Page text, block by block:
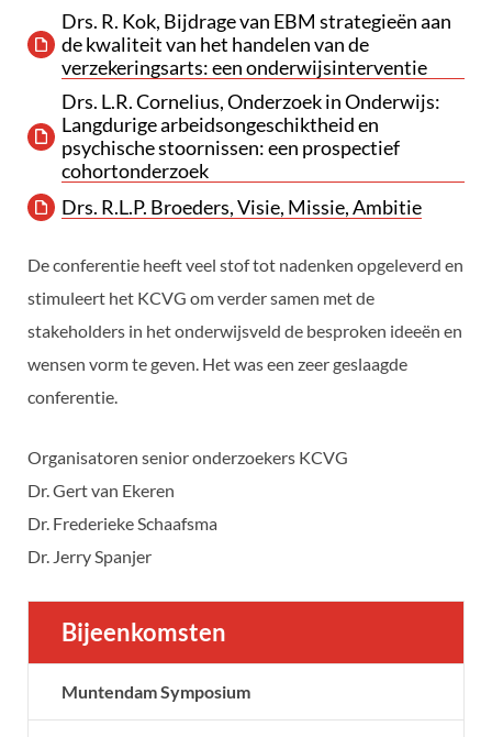
Bijeenkomsten
Muntendam Symposium
Drs. R. Kok, Bijdrage van EBM strategieën aan
de kwaliteit van het handelen van de
verzekeringsarts: een onderwijsinterventie
Drs. L.R. Cornelius, Onderzoek in Onderwijs:
Langdurige arbeidsongeschiktheid en
psychische stoornissen: een prospectief
cohortonderzoek
Drs. R.L.P. Broeders, Visie, Missie, Ambitie
De conferentie heeft veel stof tot nadenken opgeleverd en
stimuleert het KCVG om verder samen met de
stakeholders in het onderwijsveld de besproken ideeën en
wensen vorm te geven. Het was een zeer geslaagde
conferentie.
Organisatoren senior onderzoekers KCVG
Dr. Gert van Ekeren
Dr. Frederieke Schaafsma
Dr. Jerry Spanjer